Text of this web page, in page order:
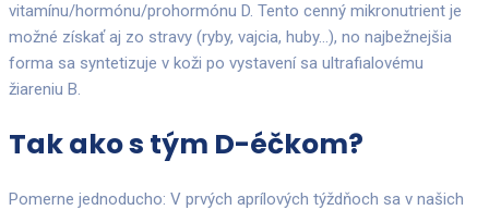
vitamínu/hormónu/prohormónu D. Tento cenný mikronutrient je
možné získať aj zo stravy (ryby, vajcia, huby…), no najbežnejšia
forma sa syntetizuje v koži po vystavení sa ultrafialovému
žiareniu B.
Tak ako s tým D-éčkom?
Pomerne jednoducho: V prvých aprílových týždňoch sa v našich